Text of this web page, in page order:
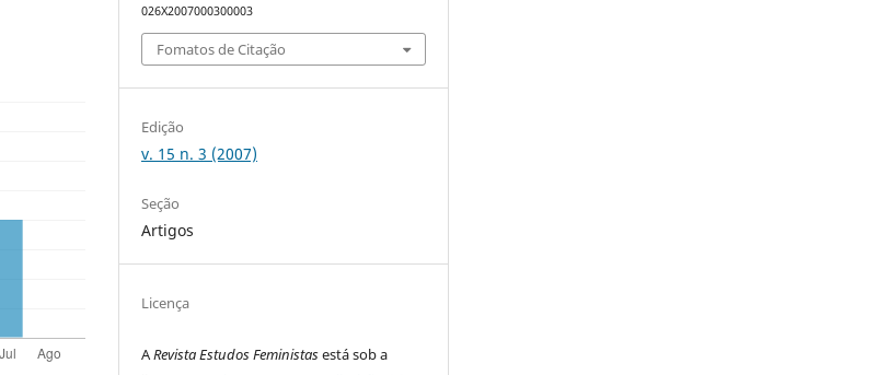
026X2007000300003
Fomatos de Citação
Edição
v. 15 n. 3 (2007)
Seção
Artigos
Licença
ARevista Estudos Feministasestá sob a